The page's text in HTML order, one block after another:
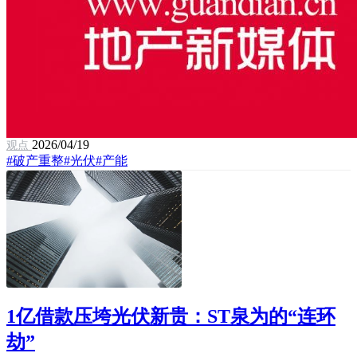
观点 2026/04/19
#破产重整#光伏#产能
1亿借款压垮光伏新贵：ST泉为的“连环
劫”